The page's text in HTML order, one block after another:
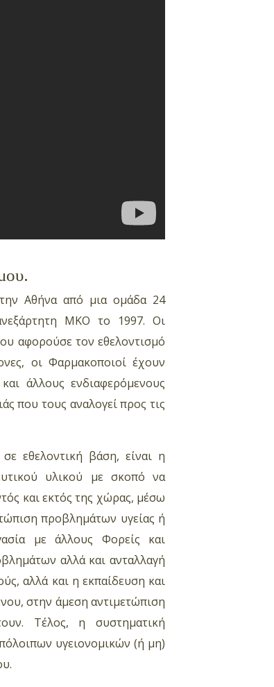
Αθήνα από μια ομάδα 24
ΜΚΟ το 1997. Οι
αφορούσε τον εθελοντισμό
οι Φαρμακοποιοί έχουν
άλλους ενδιαφερόμενους
που τους αναλογεί προς τις
εθελοντική βάση, είναι η
υλικού με σκοπό να
και εκτός της χώρας, μέσω
προβλημάτων υγείας ή
με άλλους Φορείς και
αλλά και ανταλλαγή
αλλά και η εκπαίδευση και
στην άμεση αντιμετώπιση
Τέλος, η συστηματική
υγειονομικών (ή μη)